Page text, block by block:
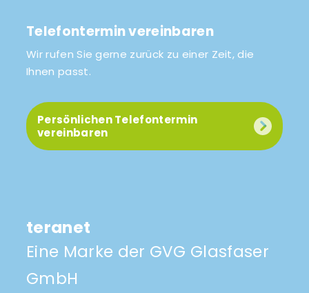
Telefontermin vereinbaren
Wir rufen Sie gerne zurück zu einer Zeit, die
Ihnen passt.
Persönlichen Telefontermin
vereinbaren
teranet
Eine Marke der GVG Glasfaser
GmbH